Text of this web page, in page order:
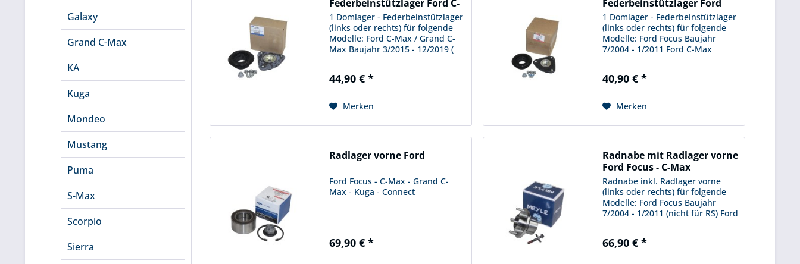
Galaxy
Grand C-Max
KA
Kuga
Mondeo
Mustang
Puma
S-Max
Scorpio
Sierra
Federbeinstützlager Ford C-
Max -...
1 Domlager - Federbeinstützlager
(links oder rechts) für folgende
Modelle: Ford C-Max / Grand C-
Max Baujahr 3/2015 - 12/2019 (
Tourneo Connect Baujahr 6/2018
44,90 € *
Merken
Federbeinstützlager Ford
Focus -...
1 Domlager - Federbeinstützlager
(links oder rechts) für folgende
Modelle: Ford Focus Baujahr
7/2004 - 1/2011 Ford C-Max
Ford Kuga Baujahr 4/2016 -
40,90 € *
Merken
Radlager vorne Ford
Ford Focus - C-Max - Grand C-
Max - Kuga - Connect
69,90 € *
Radnabe mit Radlager vorne
Ford Focus - C-Max
Radnabe inkl. Radlager vorne
(links oder rechts) für folgende
Modelle: Ford Focus Baujahr
7/2004 - 1/2011 (nicht für RS) Ford
66,90 € *